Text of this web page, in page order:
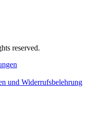
reserved.
und Widerrufsbelehrung